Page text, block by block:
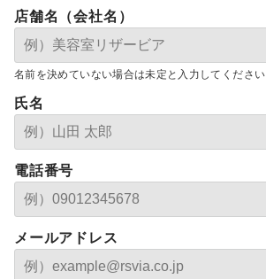
店舗名（会社名）
名前を決めていない場合は未定と入力してください
氏名
電話番号
メールアドレス